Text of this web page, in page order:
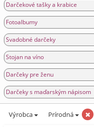
Darčekové tašky a krabice
Fotoalbumy
Svadobné darčeky
Stojan na víno
Darčeky pre ženu
Darčeky s maďarským nápisom
Výrobca Prírodná